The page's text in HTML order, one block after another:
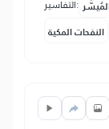
التفاسير:
النفحات المكية